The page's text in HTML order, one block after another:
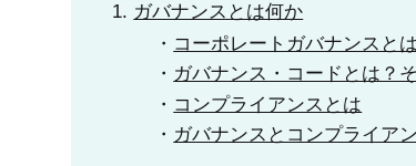
ガバナンスとは何か
コーポレートガバナンスとは
ガバナンス・コードとは？
コンプライアンスとは
ガバナンスとコンプライア